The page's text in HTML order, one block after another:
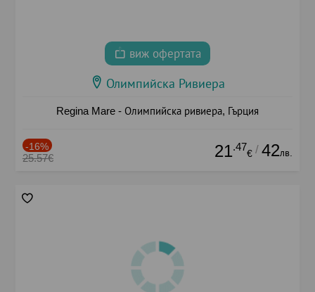
виж офертата
Олимпийска Ривиера
Regina Mare - Олимпийска ривиера, Гърция
-16%
25.57€ 21.47
€ / 42лв.